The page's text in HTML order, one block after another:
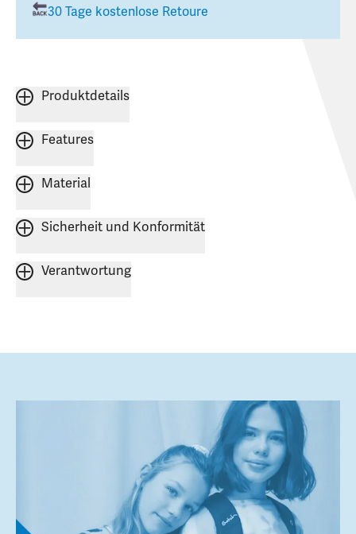
30 Tage kostenlose Retoure
Produktdetails
Features
Material
Sicherheit und Konformität
Verantwortung